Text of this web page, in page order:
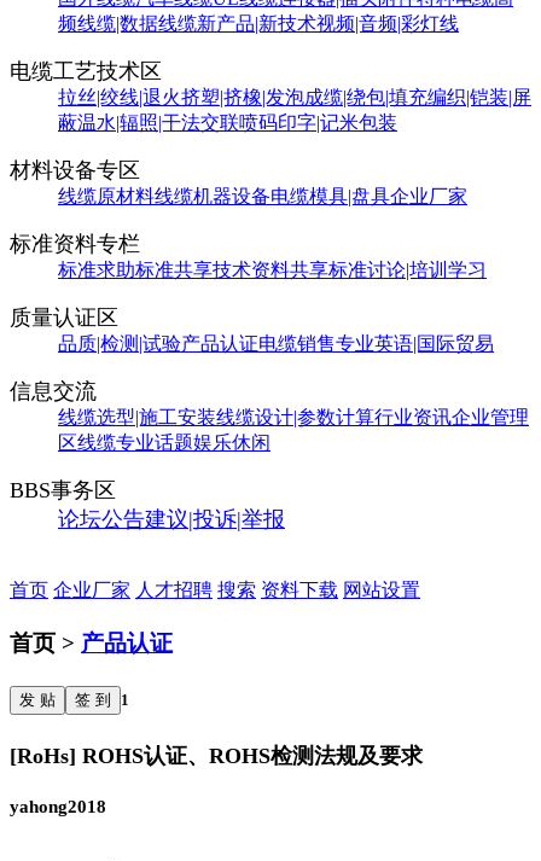
频线缆|数据线缆新产品|新技术视频|音频|彩灯线
电缆工艺技术区
拉丝|绞线|退火挤塑|挤橡|发泡成缆|绕包|填充编织|铠装|屏
蔽温水|辐照|干法交联喷码印字|记米包装
材料设备专区
线缆原材料线缆机器设备电缆模具|盘具企业厂家
标准资料专栏
标准求助标准共享技术资料共享标准讨论|培训学习
质量认证区
品质|检测|试验产品认证电缆销售专业英语|国际贸易
信息交流
线缆选型|施工安装线缆设计|参数计算行业资讯企业管理
区线缆专业话题娱乐休闲
BBS事务区
论坛公告建议|投诉|举报
首页 企业厂家 人才招聘 搜索 资料下载 网站设置
首页 > 产品认证
发 贴 签 到 1
[RoHs] ROHS认证、ROHS检测法规及要求
yahong2018